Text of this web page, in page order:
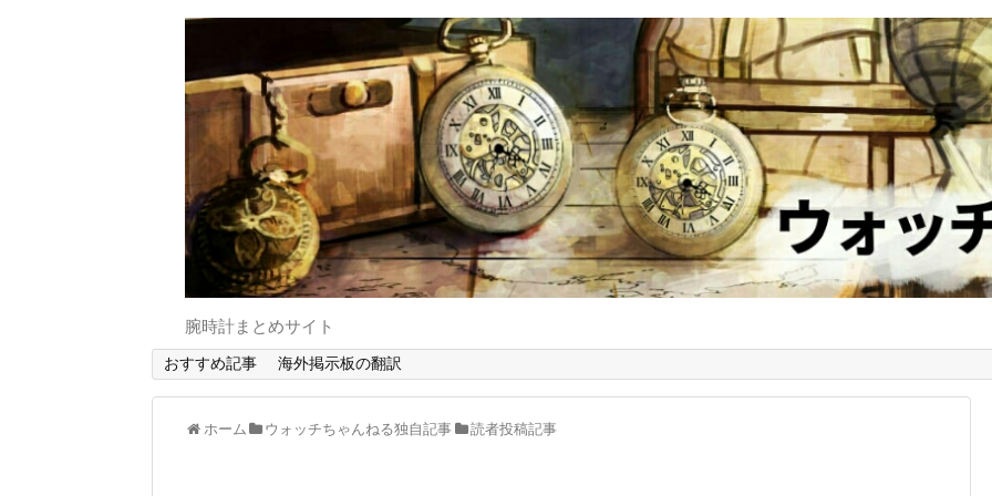
腕時計まとめサイト
おすすめ記事 海外掲示板の翻訳
ホーム ウォッチちゃんねる独自記事 読者投稿記事